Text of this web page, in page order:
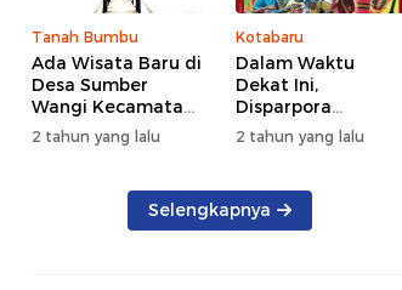
Tanah Bumbu
Ada Wisata Baru di
Desa Sumber
Wangi Kecamatan
Karang Bintang
2 tahun yang lalu
Kotabaru
Dalam Waktu
Dekat Ini,
Disparpora
Kotabaru Bakal
Menggelar Festival
2024
2 tahun yang lalu
Selengkapnya